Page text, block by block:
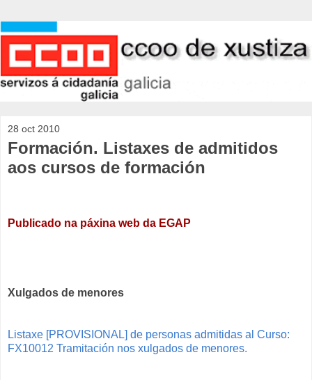
28 oct 2010
Formación. Listaxes de admitidos
aos cursos de formación
Publicado na páxina web da EGAP
Xulgados de menores
Listaxe [PROVISIONAL] de personas admitidas al Curso:
FX10012 Tramitación nos xulgados de menores.